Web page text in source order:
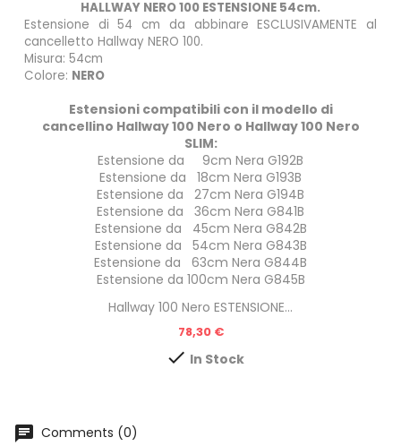
HALLWAY NERO 100 ESTENSIONE 54cm.
Estensione di 54 cm da abbinare ESCLUSIVAMENTE al
cancelletto Hallway NERO 100.
Misura: 54cm
Colore: NERO
Estensioni compatibili con il modello di
cancellino Hallway 100 Nero o Hallway 100 Nero
SLIM:
Estensione da 9cm Nera G192B
Estensione da 18cm Nera G193B
Estensione da 27cm Nera G194B
Estensione da 36cm Nera G841B
Estensione da 45cm Nera G842B
Estensione da 54cm Nera G843B
Estensione da 63cm Nera G844B
Estensione da 100cm Nera G845B
Hallway 100 Nero ESTENSIONE...
Prezzo
78,30 €
 In Stock
chat Comments (0)